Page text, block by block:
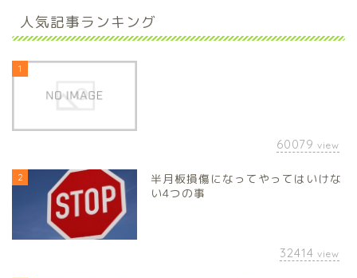
人気記事ランキング
1
60079 view
2
半月板損傷になってやってはいけな
い4つの事
32414 view